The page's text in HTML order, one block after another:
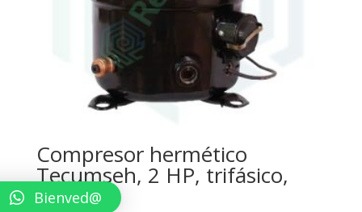
Compresor hermético
Tecumseh, 2 HP, trifásico,
220v.
Bienved@